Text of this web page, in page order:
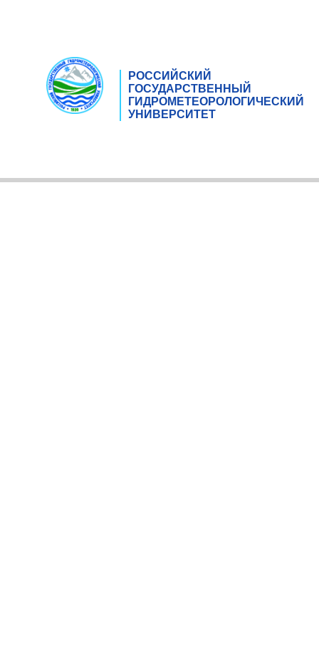
РОССИЙСКИЙ
ГОСУДАРСТВЕННЫЙ
ГИДРОМЕТЕОРОЛОГИЧЕСКИЙ
УНИВЕРСИТЕТ